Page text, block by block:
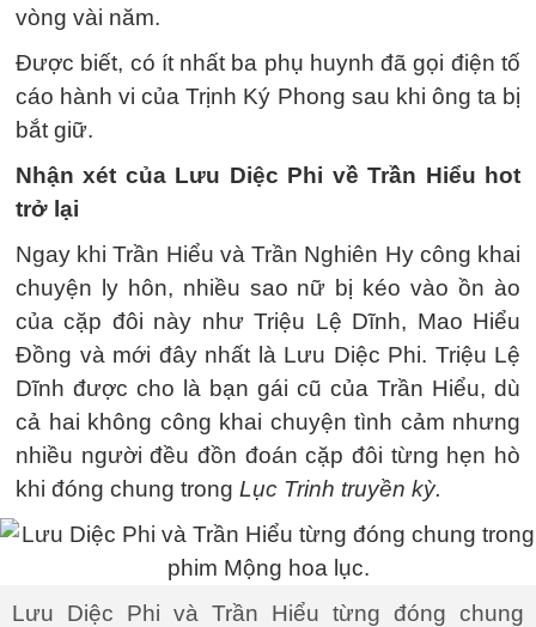
vòng vài năm.
Được biết, có ít nhất ba phụ huynh đã gọi điện tố
cáo hành vi của Trịnh Ký Phong sau khi ông ta bị
bắt giữ.
Nhận xét của Lưu Diệc Phi về Trần Hiểu hot
trở lại
Ngay khi Trần Hiểu và Trần Nghiên Hy công khai
chuyện ly hôn, nhiều sao nữ bị kéo vào ồn ào
của cặp đôi này như Triệu Lệ Dĩnh, Mao Hiểu
Đồng và mới đây nhất là Lưu Diệc Phi. Triệu Lệ
Dĩnh được cho là bạn gái cũ của Trần Hiểu, dù
cả hai không công khai chuyện tình cảm nhưng
nhiều người đều đồn đoán cặp đôi từng hẹn hò
khi đóng chung trong Lục Trinh truyền kỳ.
Lưu Diệc Phi và Trần Hiểu từng đóng chung